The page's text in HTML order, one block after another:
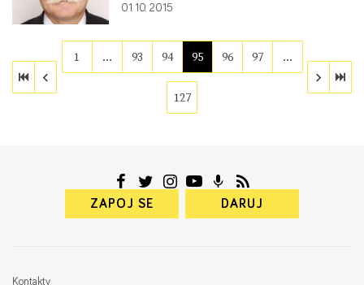
01. 10. 2015
1 … 93 94 95 96 97 …
127
ZAPOJ SE DARUJ
Kontakty